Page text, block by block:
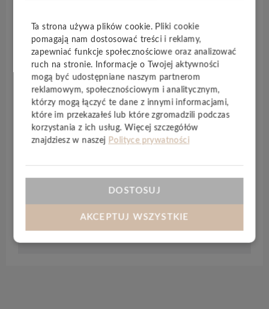
elegancję i naturalne ciepło.
Dzięki klasie ścieralnościAC6oraz klasie
użyteczności23/34, paneleGrand Avenue Core
wyróżniają sięniezwykłą trwałością i
odpornościąna intensywne użytkowanie –
zarówno w przestrzeniach mieszkalnych, jak i
komercyjnych. Dodatkowo objęte są
dożywotnią gwarancjąw zastosowaniach
domowych oraz10-letnią gwarancją
wytrzymałej i stylowej podłogi, bez
kompromisów w kwestii jakości.
Ta strona używa plików cookie. Pliki cookie
pomagają nam dostosować treści i reklamy,
zapewniać funkcje społecznościowe oraz analizować
ruch na stronie. Informacje o Twojej aktywności
mogą być udostępniane naszym partnerom
reklamowym, społecznościowym i analitycznym,
którzy mogą łączyć te dane z innymi informacjami,
które im przekazałeś lub które zgromadzili podczas
korzystania z ich usług. Więcej szczegółów
znajdziesz w naszej Polityce prywatności
DOSTOSUJ
AKCEPTUJ WSZYSTKIE